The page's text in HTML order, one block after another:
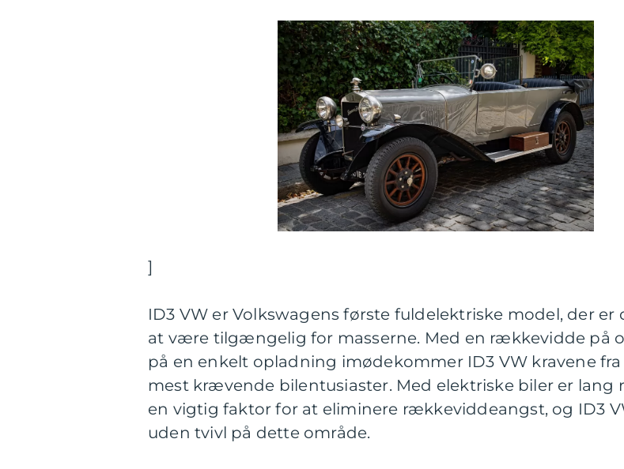
]
ID3 VW er Volkswagens første fuldelektriske model, der er
at være tilgængelig for masserne. Med en rækkevidde på
på en enkelt opladning imødekommer ID3 VW kravene fra
mest krævende bilentusiaster. Med elektriske biler er
en vigtig faktor for at eliminere rækkeviddeangst, og ID3
uden tvivl på dette område.